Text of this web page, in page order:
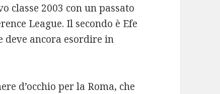
classe 2003 con un passato
League. Il secondo è Efe
deve ancora esordire in
d’occhio per la Roma, che